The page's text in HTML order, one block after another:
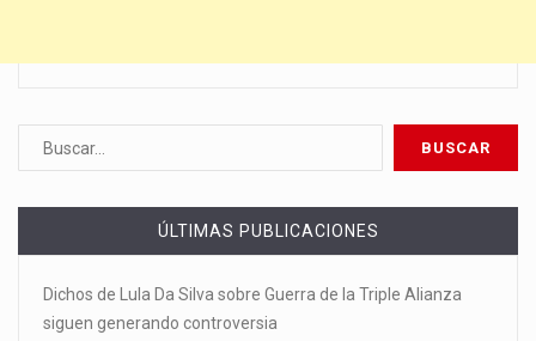
ÚLTIMAS PUBLICACIONES
Dichos de Lula Da Silva sobre Guerra de la Triple Alianza
siguen generando controversia